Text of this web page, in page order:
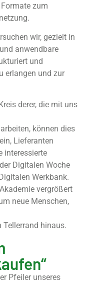
zum
wir, gezielt in
anwendbare
und
erlangen und zur
derer, die mit uns
können dies
Lieferanten
interessierte
Digitalen Woche
Werkbank.
vergrößert
neue Menschen,
Tellerrand hinaus.
Pfeiler unseres